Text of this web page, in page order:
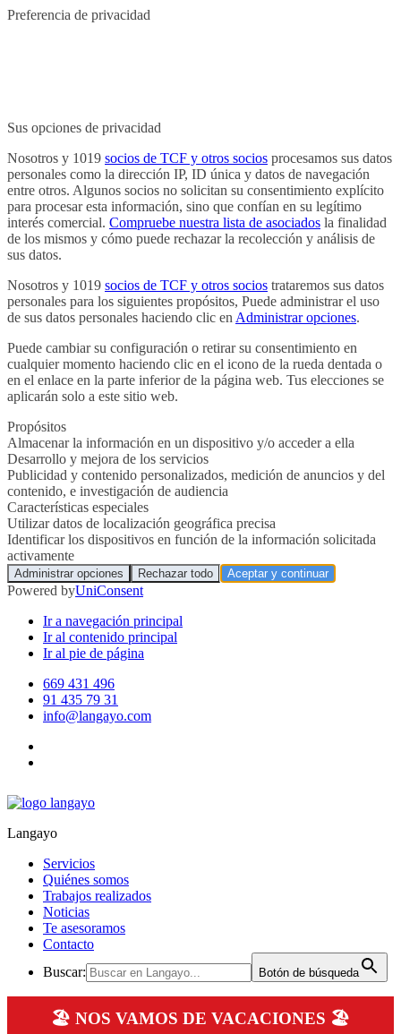
Ir a navegación principal
Ir al contenido principal
Ir al pie de página
669 431 496
91 435 79 31
info@langayo.com
Langayo
Servicios
Quiénes somos
Trabajos realizados
Noticias
Te asesoramos
Contacto
Buscar:
Botón de búsqueda
🏖️ NOS VAMOS DE VACACIONES 🏖️